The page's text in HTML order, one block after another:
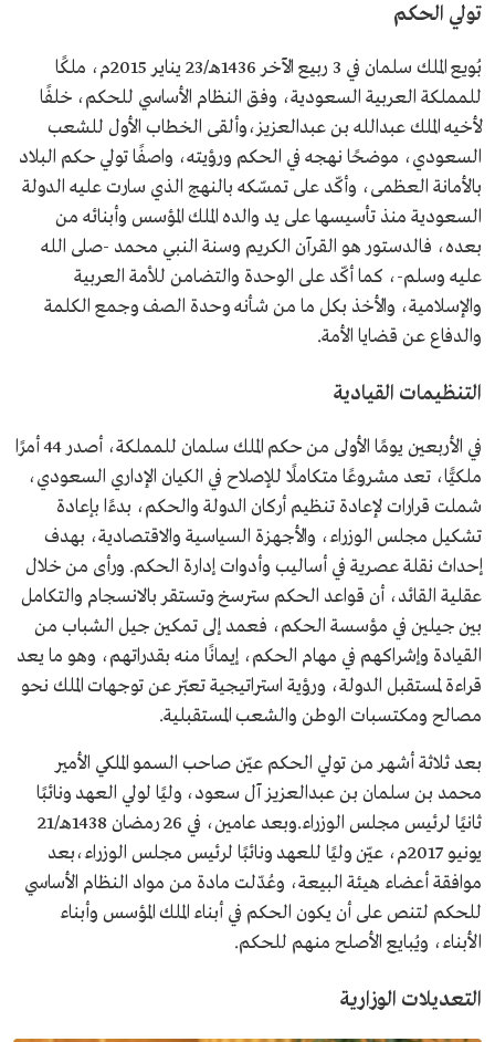
تولي الحكم
بُويع الملك سلمان في 3 ربيع الآخر 1436هـ/23 يناير 2015م، ملكًا
للمملكة العربية السعودية، وفق النظام الأساسي للحكم، خلفًا
لأخيه الملك عبدالله بن عبدالعزيز،وألقى الخطاب الأول للشعب
السعودي، موضحًا نهجه في الحكم ورؤيته، واصفًا تولي حكم البلاد
بالأمانة العظمى، وأكّد على تمسّكه بالنهج الذي سارت عليه الدولة
السعودية منذ تأسيسها على يد والده الملك المؤسس وأبنائه من
بعده، فالدستور هو القرآن الكريم وسنة النبي محمد -صلى الله
عليه وسلم-، كما أكّد على الوحدة والتضامن للأمة العربية
والإسلامية، والأخذ بكل ما من شأنه وحدة الصف وجمع الكلمة
والدفاع عن قضايا الأمة.
التنظيمات القيادية
في الأربعين يومًا الأولى من حكم الملك سلمان للمملكة، أصدر 44 أمرًا
ملكيًّا، تعد مشروعًا متكاملًا للإصلاح في الكيان الإداري السعودي،
شملت قرارات لإعادة تنظيم أركان الدولة والحكم، بدءًا بإعادة
تشكيل مجلس الوزراء، والأجهزة السياسية والاقتصادية، بهدف
إحداث نقلة عصرية في أساليب وأدوات إدارة الحكم. ورأى من خلال
عقلية القائد، أن قواعد الحكم سترسخ وتستقر بالانسجام والتكامل
بين جيلين في مؤسسة الحكم، فعمد إلى تمكين جيل الشباب من
القيادة وإشراكهم في مهام الحكم، إيمانًا منه بقدراتهم، وهو ما يعد
قراءة لمستقبل الدولة، ورؤية استراتيجية تعبّر عن توجهات الملك نحو
مصالح ومكتسبات الوطن والشعب المستقبلية.
بعد ثلاثة أشهر من تولي الحكم عيّن صاحب السمو الملكي الأمير
محمد بن سلمان بن عبدالعزيز آل سعود، وليًا لولي العهد ونائبًا
ثانيًا لرئيس مجلس الوزراء.وبعد عامين، في 26 رمضان 1438هـ/21
يونيو 2017م، عيّن وليًا للعهد ونائبًا لرئيس مجلس الوزراء،بعد
موافقة أعضاء هيئة البيعة، وعُدّلت مادة من مواد النظام الأساسي
للحكم لتنص على أن يكون الحكم في أبناء الملك المؤسس وأبناء
الأبناء، ويُبايع الأصلح منهم للحكم.
التعديلات الوزارية